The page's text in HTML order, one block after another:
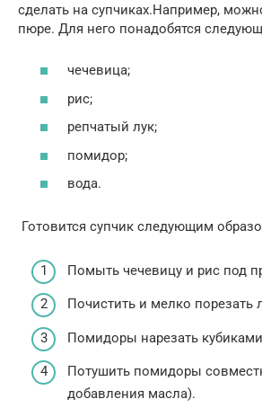
сделать на супчиках.Например,
пюре. Для него понадобятся
чечевица;
рис;
репчатый лук;
помидор;
вода.
Готовится супчик следующим
Помыть чечевицу и рис под
Почистить и мелко порезать
Помидоры нарезать
Потушить помидоры
добавления масла).